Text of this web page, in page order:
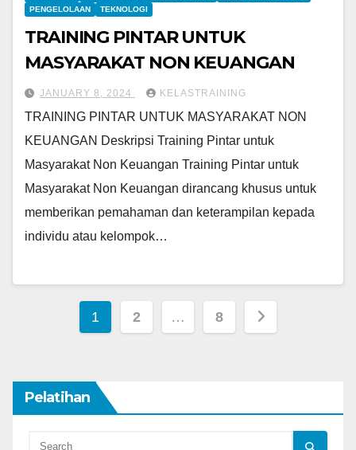
PENGELOLAAN
TEKNOLOGI
TRAINING PINTAR UNTUK
MASYARAKAT NON KEUANGAN
JANUARY 8, 2024 KELASTRAINING
TRAINING PINTAR UNTUK MASYARAKAT NON
KEUANGAN Deskripsi Training Pintar untuk
Masyarakat Non Keuangan Training Pintar untuk
Masyarakat Non Keuangan dirancang khusus untuk
memberikan pemahaman dan keterampilan kepada
individu atau kelompok…
Posts
1 2 … 8
Pelatihan